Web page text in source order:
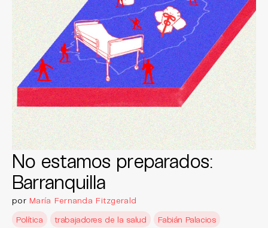
No estamos preparados:
Barranquilla
por María Fernanda Fitzgerald
Política
trabajadores de la salud
Fabián Palacios